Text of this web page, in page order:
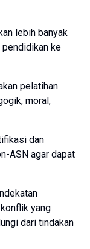
lebih banyak
ke
pelatihan
moral,
dan
ASN agar dapat
yang
dari tindakan